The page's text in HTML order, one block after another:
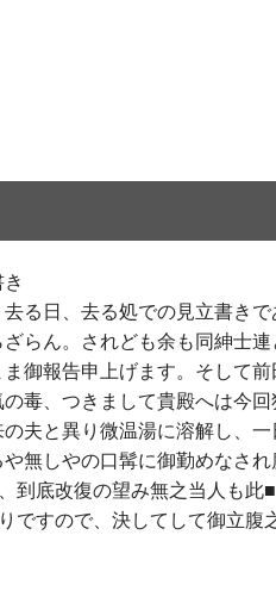
る日、去る処での見立書き
らん。されども余も同紳士
御報告申上げます。そして
毒、つきまして貴殿へは今
夫と異り微温湯に溶解し、
無しやの口髯に御勤めなさ
到底改復の望み無之当人も
すので、決してして御立腹